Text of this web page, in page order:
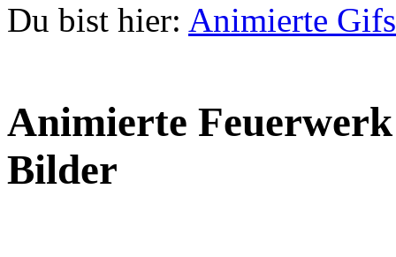
Du bist hier: Animierte Gifs
Animierte
Bilder